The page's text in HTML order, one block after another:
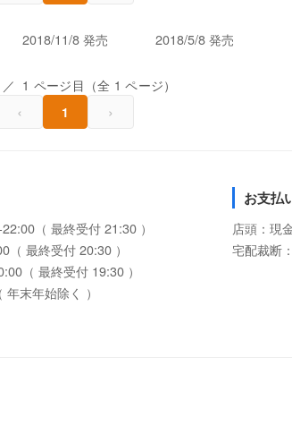
2018/11/8 発売 2018/5/8 発売
1 ページ目（全 1 ページ）
‹ 1 ›
（ 最終受付 21:30 ）
（ 最終受付 20:30 ）
（ 最終受付 19:30 ）
末年始除く ）
お支払
店頭：現
宅配裁断